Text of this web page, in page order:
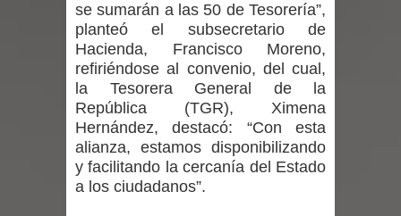
Maule golpea al Gobierno en medio de
denuncias por viviendas sociales en
Talca
Diputado Jorge Guzmán rechaza
proyecto de interconexión eléctrica
en la alta cordillera del Maule por su
se sumarán a las 50 de Tesorería”,
planteó el subsecretario de
Hacienda, Francisco Moreno,
refiriéndose al convenio, del cual,
la Tesorera General de la
República (TGR), Ximena
Hernández, destacó: “Con esta
alianza, estamos disponibilizando
y facilitando la cercanía del Estado
a los ciudadanos”.